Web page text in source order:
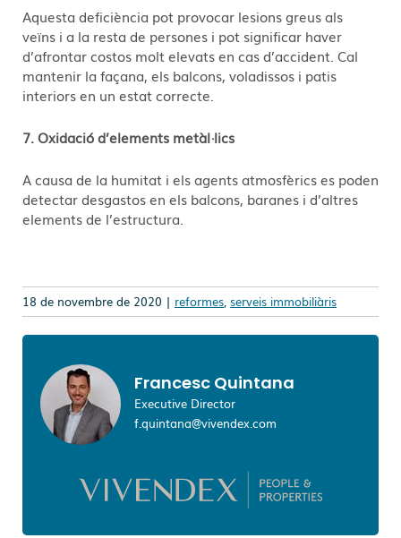
Aquesta deficiència pot provocar lesions greus als
veïns i a la resta de persones i pot significar haver
d’afrontar costos molt elevats en cas d’accident. Cal
mantenir la façana, els balcons, voladissos i patis
interiors en un estat correcte.
7. Oxidació d’elements metàl·lics
A causa de la humitat i els agents atmosfèrics es poden
detectar desgastos en els balcons, baranes i d’altres
elements de l’estructura.
18 de novembre de 2020 | reformes, serveis immobiliàris
Francesc Quintana
Executive Director
f.quintana@vivendex.com